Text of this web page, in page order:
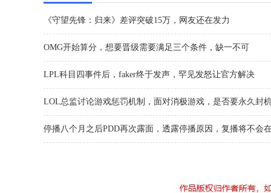
《守望先锋：归来》差评突破15万，网友还在发力
OMG开始算分，想要晋级需要满足三个条件，缺一不可
LPL科目四事件后，faker终于发声，罕见发怒让官方解决
LOL总监讨论游戏惩罚机制，面对消极游戏，是否要永久封
停播八个月之后PDD再次露面，透露停播原因，复播将不会